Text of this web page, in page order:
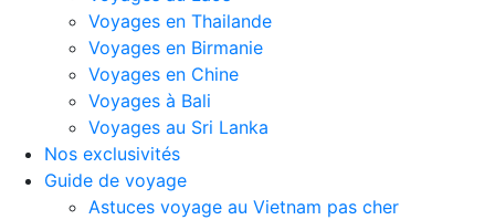
Voyages en Thailande
Voyages en Birmanie
Voyages en Chine
Voyages à Bali
Voyages au Sri Lanka
Nos exclusivités
Guide de voyage
Astuces voyage au Vietnam pas cher